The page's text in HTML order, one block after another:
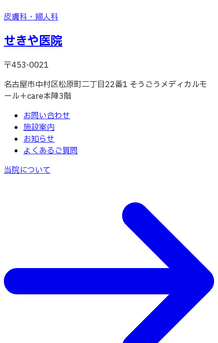
皮膚科・婦人科
せきや医院
〒453-0021
名古屋市中村区松原町二丁目22番1 そうごうメディカルモ
ール＋care本陣3階
お問い合わせ
施設案内
お知らせ
よくあるご質問
当院について